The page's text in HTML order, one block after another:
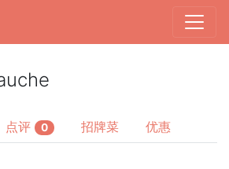
点评 0 招牌菜 优惠